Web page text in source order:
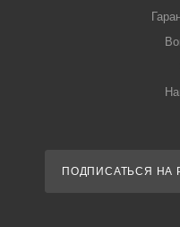
ПОДПИСАТЬСЯ НА